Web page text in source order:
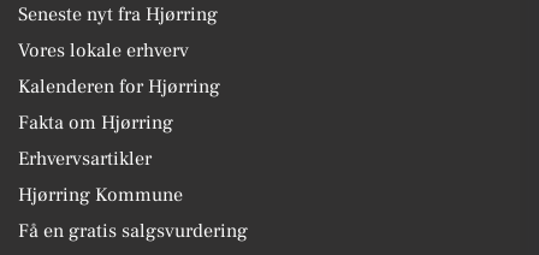
Seneste nyt fra Hjørring
Vores lokale erhverv
Kalenderen for Hjørring
Fakta om Hjørring
Erhvervsartikler
Hjørring Kommune
Få en gratis salgsvurdering